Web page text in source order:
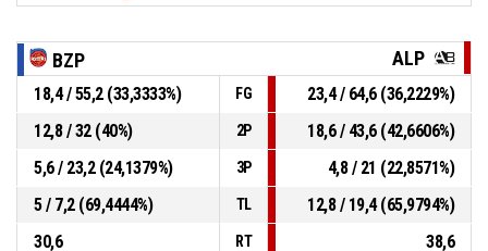
BZP ALP
18,4 / 55,2 (33,3333%) FG
23,4 / 64,6 (36,2229%)
12,8 / 32 (40%)
2P
18,6 / 43,6 (42,6606%)
5,6 / 23,2 (24,1379%)
3P
4,8 / 21 (22,8571%)
5 / 7,2 (69,4444%)
TL
12,8 / 19,4 (65,9794%)
30,6
RT
38,6